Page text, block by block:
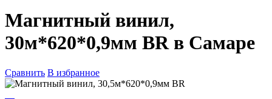
Магнитный винил,
30м*620*0,9мм BR в Самаре
Сравнить В избранное